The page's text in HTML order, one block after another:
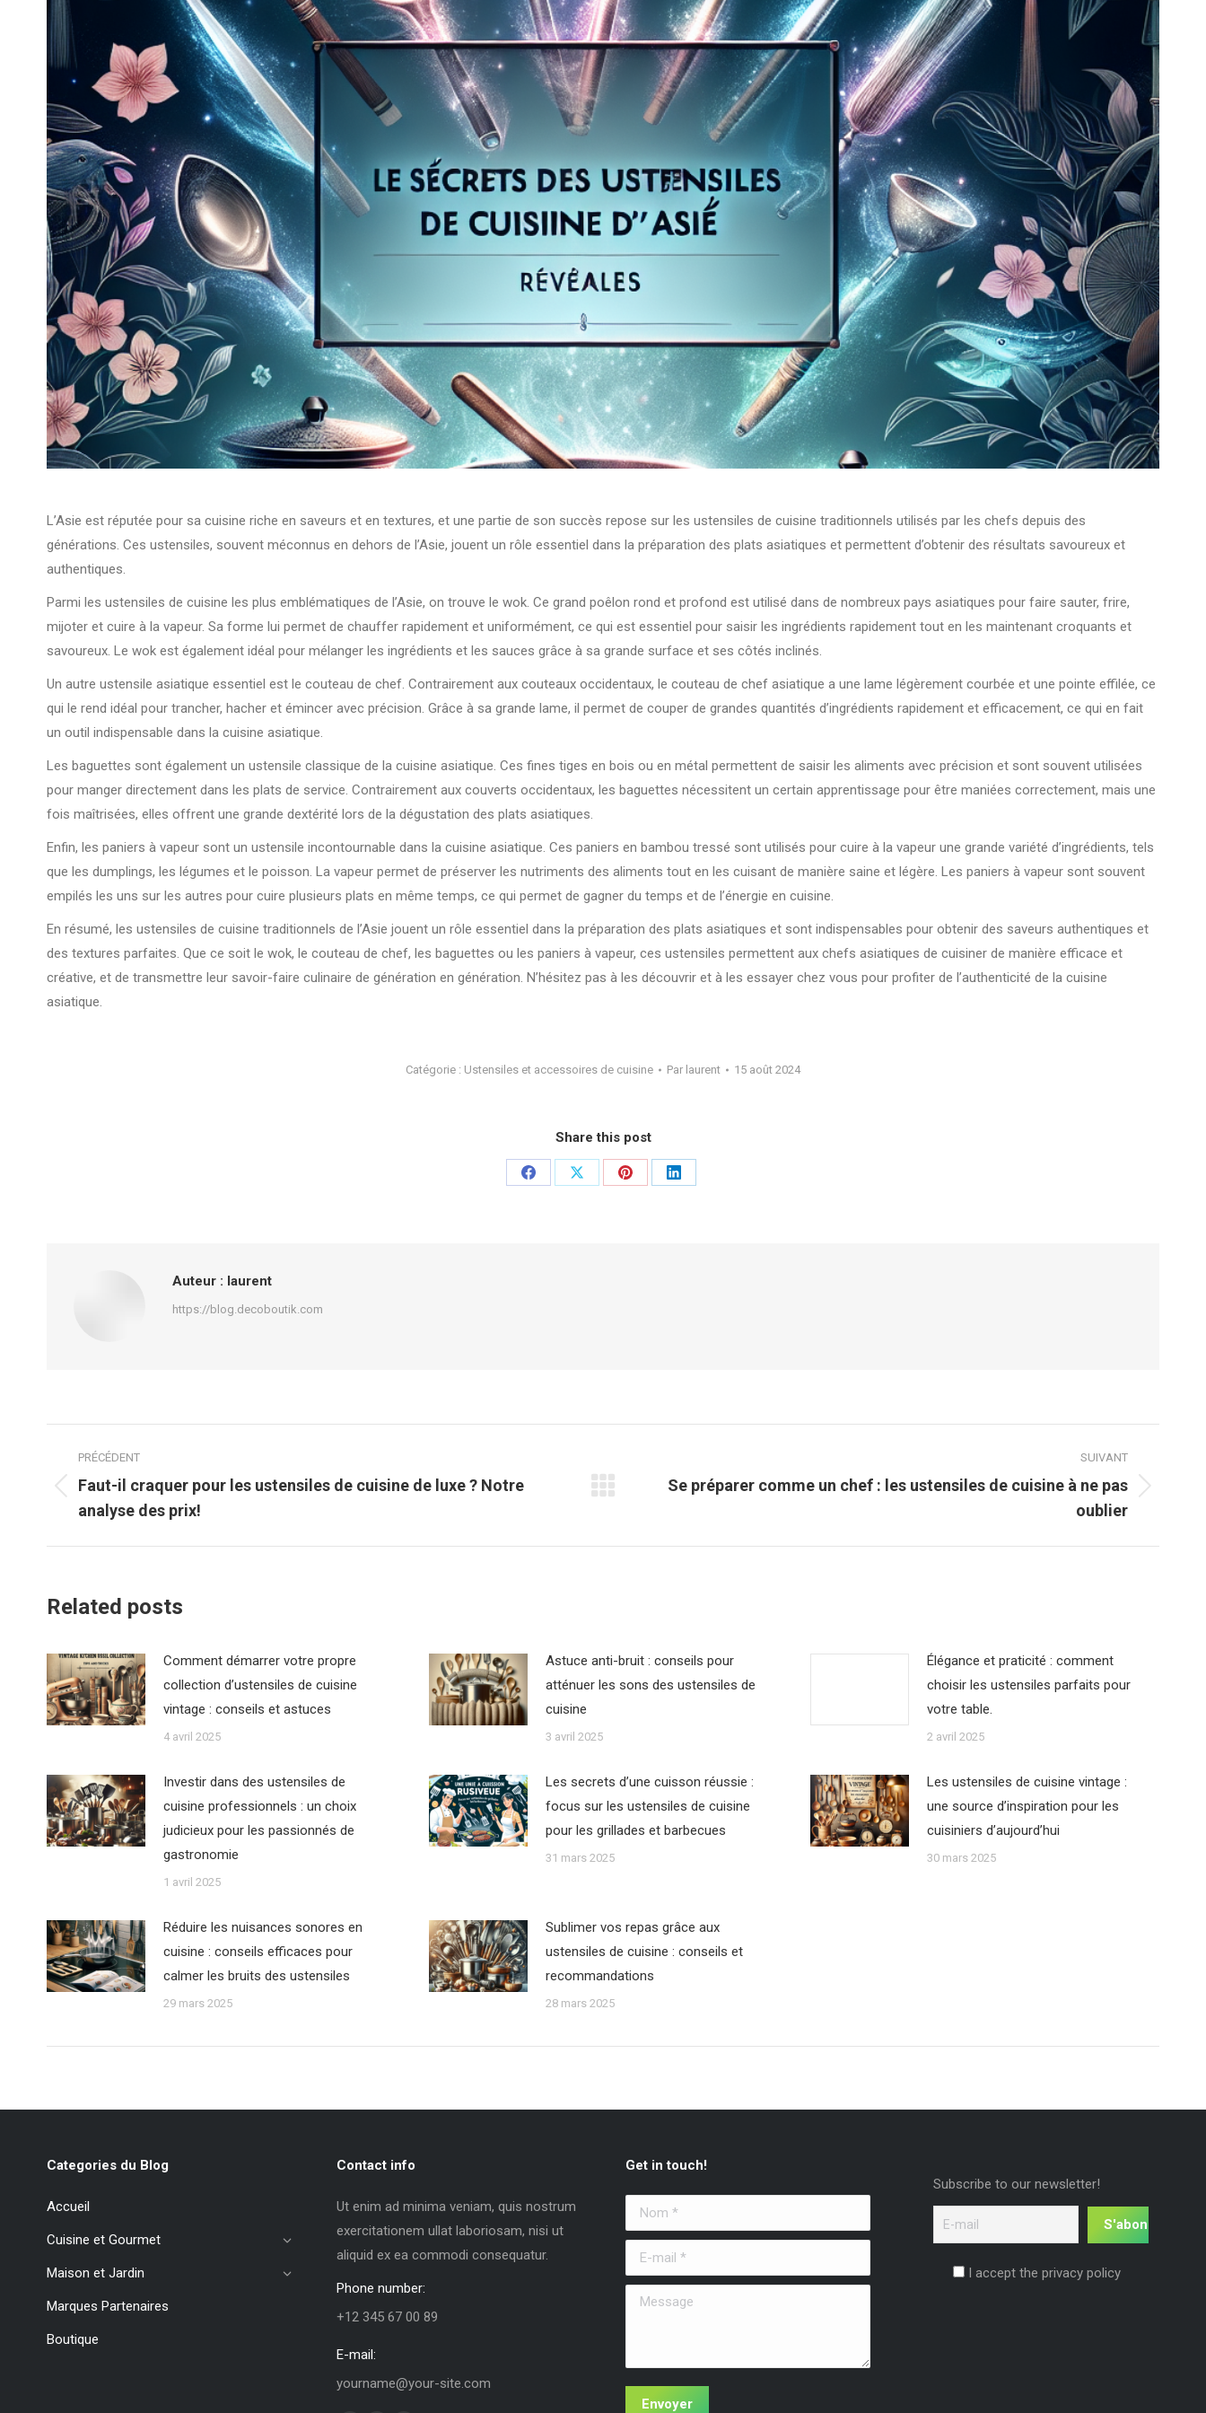
L’Asie est réputée pour sa cuisine riche en saveurs et en textures, et une partie de son succès repose sur les ustensiles de cuisine traditionnels utilisés par les chefs depuis des
générations. Ces ustensiles, souvent méconnus en dehors de l’Asie, jouent un rôle essentiel dans la préparation des plats asiatiques et permettent d’obtenir des résultats savoureux et
authentiques.
Parmi les ustensiles de cuisine les plus emblématiques de l’Asie, on trouve le wok. Ce grand poêlon rond et profond est utilisé dans de nombreux pays asiatiques pour faire sauter, frire,
mijoter et cuire à la vapeur. Sa forme lui permet de chauffer rapidement et uniformément, ce qui est essentiel pour saisir les ingrédients rapidement tout en les maintenant croquants et
savoureux. Le wok est également idéal pour mélanger les ingrédients et les sauces grâce à sa grande surface et ses côtés inclinés.
Un autre ustensile asiatique essentiel est le couteau de chef. Contrairement aux couteaux occidentaux, le couteau de chef asiatique a une lame légèrement courbée et une pointe effilée, ce
qui le rend idéal pour trancher, hacher et émincer avec précision. Grâce à sa grande lame, il permet de couper de grandes quantités d’ingrédients rapidement et efficacement, ce qui en fait
un outil indispensable dans la cuisine asiatique.
Les baguettes sont également un ustensile classique de la cuisine asiatique. Ces fines tiges en bois ou en métal permettent de saisir les aliments avec précision et sont souvent utilisées
pour manger directement dans les plats de service. Contrairement aux couverts occidentaux, les baguettes nécessitent un certain apprentissage pour être maniées correctement, mais une
fois maîtrisées, elles offrent une grande dextérité lors de la dégustation des plats asiatiques.
Enfin, les paniers à vapeur sont un ustensile incontournable dans la cuisine asiatique. Ces paniers en bambou tressé sont utilisés pour cuire à la vapeur une grande variété d’ingrédients, tels
que les dumplings, les légumes et le poisson. La vapeur permet de préserver les nutriments des aliments tout en les cuisant de manière saine et légère. Les paniers à vapeur sont souvent
empilés les uns sur les autres pour cuire plusieurs plats en même temps, ce qui permet de gagner du temps et de l’énergie en cuisine.
En résumé, les ustensiles de cuisine traditionnels de l’Asie jouent un rôle essentiel dans la préparation des plats asiatiques et sont indispensables pour obtenir des saveurs authentiques et
des textures parfaites. Que ce soit le wok, le couteau de chef, les baguettes ou les paniers à vapeur, ces ustensiles permettent aux chefs asiatiques de cuisiner de manière efficace et
créative, et de transmettre leur savoir-faire culinaire de génération en génération. N’hésitez pas à les découvrir et à les essayer chez vous pour profiter de l’authenticité de la cuisine
asiatique.
Catégorie : Ustensiles et accessoires de cuisine Par laurent 15 août 2024
Share this post
PartagerPartagerPartagerPartager
Auteur : laurent
https://blog.decoboutik.com
Navigation
article
PRÉCÉDENT
Article
précédent
:
Faut-il craquer pour les ustensiles de cuisine de luxe ? Notre
analyse des prix!
SUIVANT
Article
:
Se préparer comme un chef : les ustensiles de cuisine à ne pas
oublier
Related posts
Comment démarrer votre propre
collection d’ustensiles de cuisine
vintage : conseils et astuces
4 avril 2025
Astuce anti-bruit : conseils pour
atténuer les sons des ustensiles de
cuisine
3 avril 2025
Élégance et praticité : comment
choisir les ustensiles parfaits pour
votre table.
2 avril 2025
Investir dans des ustensiles de
cuisine professionnels : un choix
judicieux pour les passionnés de
gastronomie
1 avril 2025
Les secrets d’une cuisson réussie :
focus sur les ustensiles de cuisine
pour les grillades et barbecues
31 mars 2025
Les ustensiles de cuisine vintage :
une source d’inspiration pour les
cuisiniers d’aujourd’hui
30 mars 2025
Réduire les nuisances sonores en
cuisine : conseils efficaces pour
calmer les bruits des ustensiles
29 mars 2025
Sublimer vos repas grâce aux
ustensiles de cuisine : conseils et
recommandations
28 mars 2025
Categories du Blog
Accueil
Cuisine et Gourmet
Maison et Jardin
Marques Partenaires
Boutique
Contact info
Ut enim ad minima veniam, quis nostrum
exercitationem ullat laboriosam, nisi ut
aliquid ex ea commodi consequatur.
Phone number:
+12 345 67 00 89
E-mail:
yourname@your-site.com
Get in touch!
Nom *
E-mail *
Message
Envoyer
Subscribe to our newsletter!
I accept the privacy policy